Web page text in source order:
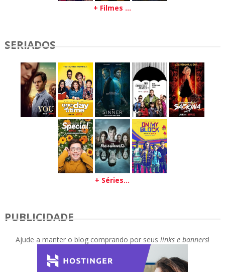
+ Filmes ...
SERIADOS
+ Séries...
PUBLICIDADE
Ajude a manter o blog comprando por seus links e banners!